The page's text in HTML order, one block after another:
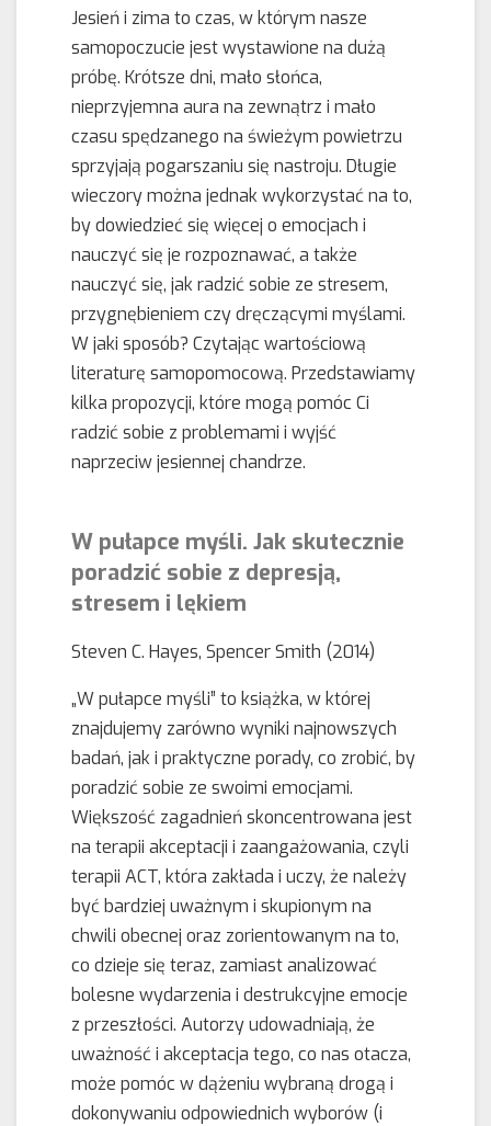
Jesień i zima to czas, w którym nasze
samopoczucie jest wystawione na dużą
próbę. Krótsze dni, mało słońca,
nieprzyjemna aura na zewnątrz i mało
czasu spędzanego na świeżym powietrzu
sprzyjają pogarszaniu się nastroju. Długie
wieczory można jednak wykorzystać na to,
by dowiedzieć się więcej o emocjach i
nauczyć się je rozpoznawać, a także
nauczyć się, jak radzić sobie ze stresem,
przygnębieniem czy dręczącymi myślami.
W jaki sposób? Czytając wartościową
literaturę samopomocową. Przedstawiamy
kilka propozycji, które mogą pomóc Ci
radzić sobie z problemami i wyjść
naprzeciw jesiennej chandrze.
W pułapce myśli. Jak skutecznie
poradzić sobie z depresją,
stresem i lękiem
Steven C. Hayes, Spencer Smith (2014)
„W pułapce myśli” to książka, w której
znajdujemy zarówno wyniki najnowszych
badań, jak i praktyczne porady, co zrobić, by
poradzić sobie ze swoimi emocjami.
Większość zagadnień skoncentrowana jest
na terapii akceptacji i zaangażowania, czyli
terapii ACT, która zakłada i uczy, że należy
być bardziej uważnym i skupionym na
chwili obecnej oraz zorientowanym na to,
co dzieje się teraz, zamiast analizować
bolesne wydarzenia i destrukcyjne emocje
z przeszłości. Autorzy udowadniają, że
uważność i akceptacja tego, co nas otacza,
może pomóc w dążeniu wybraną drogą i
dokonywaniu odpowiednich wyborów (i